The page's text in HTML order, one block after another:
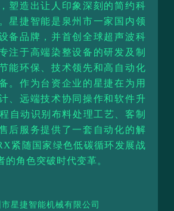
塑造出让人印象深刻的简约科
星捷智能是泉州市一家国内领
备品牌，并首创全球超声波科
注于高端染整设备的研发及制
能环保、技术领先和高自动化
。作为台资企业的星捷在为用
、远端技术协同操作和软件升
自动识别布料处理工艺、客制
后服务提供了一套自动化的解
紧随国家绿色低碳循环发展战
的角色突破时代变革。
市星捷智能机械有限公司